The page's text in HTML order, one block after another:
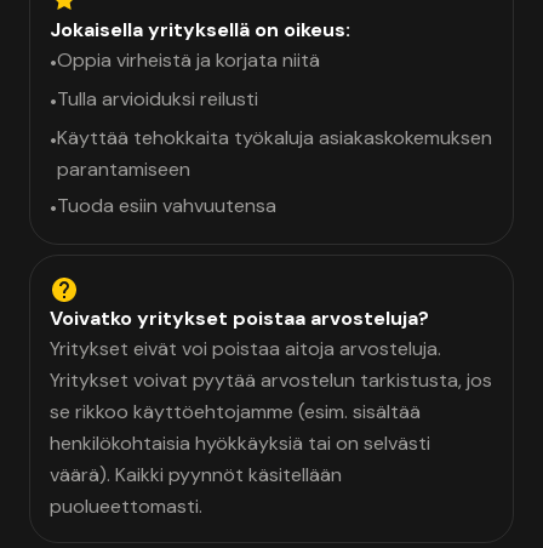
Jokaisella yrityksellä on oikeus:
•Oppia virheistä ja korjata niitä
•Tulla arvioiduksi reilusti
•Käyttää tehokkaita työkaluja asiakaskokemuksen
parantamiseen
•Tuoda esiin vahvuutensa
Voivatko yritykset poistaa arvosteluja?
Yritykset eivät voi poistaa aitoja arvosteluja.
Yritykset voivat pyytää arvostelun tarkistusta, jos
se rikkoo käyttöehtojamme (esim. sisältää
henkilökohtaisia hyökkäyksiä tai on selvästi
väärä). Kaikki pyynnöt käsitellään
puolueettomasti.